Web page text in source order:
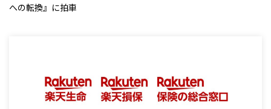
への転換』に拍車